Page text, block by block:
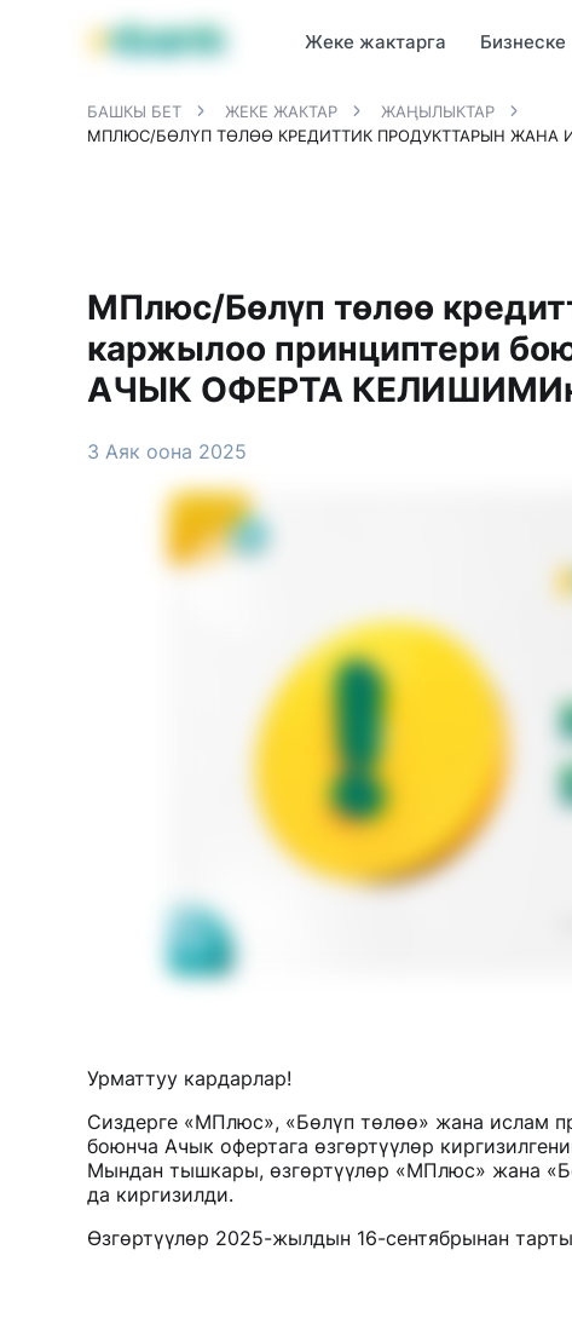
MBANK өнүмдөрү MJunior
Жеке жактарга Бизнеске
БАШКЫ БЕТ ЖЕКЕ ЖАКТАР
ЖАҢЫЛЫКТАР
МПЛЮС/БӨЛҮП ТӨЛӨӨ КРЕДИТТИК ПРОДУКТТАРЫН
МПлюс/Бөлүп төлөө
каржылоо принциптери
АЧЫК ОФЕРТА
3 Аяк оона 2025
Урматтуу кардарлар!
Сиздерге «МПлюс», «Бөлүп төлөө» жана ислам
боюнча Ачык офертага өзгөртүүлөр
Мындан тышкары, өзгөртүүлөр «МПлюс» жана
да киргизилди.
Өзгөртүүлөр 2025-жылдын 16-сентябрынан